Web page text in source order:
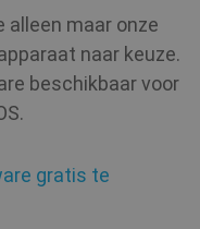
alleen maar onze
naar keuze.
beschikbaar voor
gratis te